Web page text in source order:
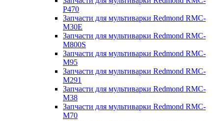
P470
Запчасти для мультиварки Redmond RMC-
M30E
Запчасти для мультиварки Redmond RMC-
M800S
Запчасти для мультиварки Redmond RMC-
M95
Запчасти для мультиварки Redmond RMC-
M291
Запчасти для мультиварки Redmond RMC-
M38
Запчасти для мультиварки Redmond RMC-
M70